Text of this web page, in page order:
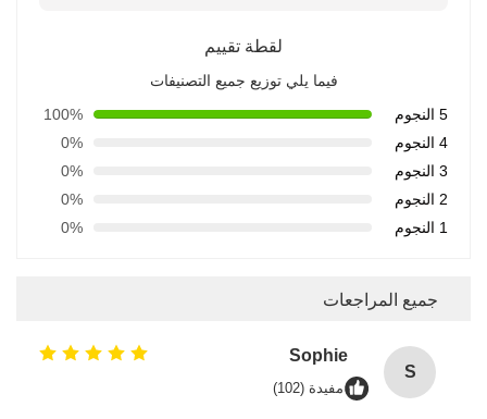
لقطة تقييم
فيما يلي توزيع جميع التصنيفات
5 النجوم
100%
4 النجوم
0%
3 النجوم
0%
2 النجوم
0%
1 النجوم
0%
جميع المراجعات
S
Sophie
مفيدة (102)